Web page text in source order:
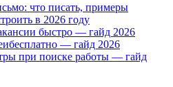
что писать, примеры
в 2026 году
быстро — гайд 2026
— гайд 2026
при поиске работы — гайд